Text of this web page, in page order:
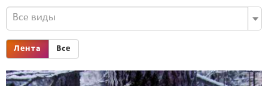
Все виды
Лента Все